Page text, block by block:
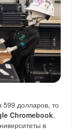
599 долларов, то
Chromebook,
в